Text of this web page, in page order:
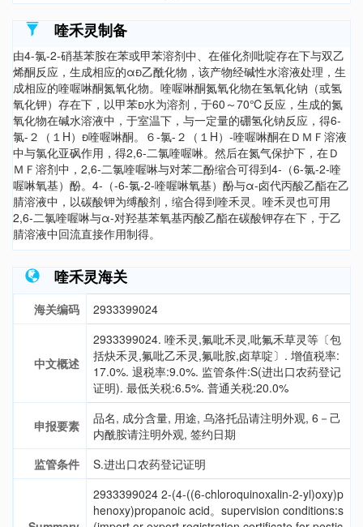
喹禾灵制备
由4-氯-2-硝基苯胺在苯或甲苯溶剂中、在催化剂吡啶存在下与双乙
烯酮反应，生成相应的α乙酰化物，该产物经碱性水溶液处理，生
成相应的喹喔啉酮氮氧化物。喹喔啉酮氮氧化物在氢氧化钠（或氢
氧化钾）存在下，以甲苯水为溶剂，于60～70℃反应，生成的氮
氧化物在碱水溶液中，于室温下，与一定量的硼氢化钠反应，得6-
氯-２（１H）喹喔啉酮。６-氯-２（１H）-喹喔啉酮在ＤＭＦ溶液
中与氯化亚砜作用，得2,6-二氯喹喔啉。然后在氮气保护下，在Ｄ
ＭＦ溶剂中，2,6-二氯喹喔啉与对苯二酚缩合可得到4-（6-氯-2-喹
喔啉氧基）酚。4-（-6-氯-2-喹喔啉氧基）酚与α-卤代丙酸乙酯在乙
腈溶液中，以碳酸钾为缚酸剂，缩合得到喹禾灵。喹禾灵也可用
2,6-二氯喹喔啉与α-对羟基苯氧基丙酸乙酯在碳酸钾存在下，于乙
腈溶液中回流直接作用制得。
喹禾灵海关
海关编码 2933399024
中文概述
2933399024. 喹禾灵,氟吡禾灵,吡氟禾草灵等〔包
括炔禾灵,氟吡乙禾灵,氟吡胺,卤草啶〕. 增值税率:
17.0%. 退税率:9.0%. 监管条件:S(进出口农药登记
证明). 最低关税:6.5%. 普通关税:20.0%
申报要素
品名, 成分含量, 用途, 乌洛托品请注明外观, 6－己
内酰胺请注明外观, 签约日期
监管条件
S.进出口农药登记证明
2933399024 2-(4-((6-chloroquinoxalin-2-yl)oxy)p
henoxy)propanoic acid。supervision conditions:s